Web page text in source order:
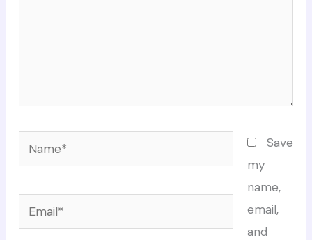
Name*
Email*
Save
my
name,
email,
and